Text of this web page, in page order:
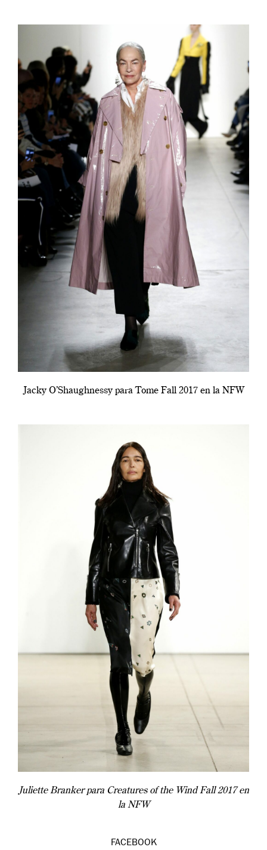
Jacky O’Shaughnessy para Tome Fall 2017 en la NFW
Juliette Branker para Creatures of the Wind Fall 2017 en
la NFW
FACEBOOK